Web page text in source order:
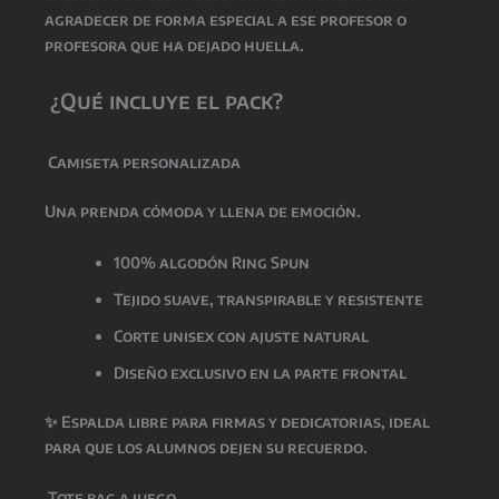
agradecer de forma especial a ese profesor o
profesora que ha dejado huella.
¿Qué incluye el pack?
Camiseta personalizada
Una prenda cómoda y llena de emoción.
100% algodón Ring Spun
Tejido suave, transpirable y resistente
Corte unisex con ajuste natural
Diseño exclusivo en la parte frontal
✨ Espalda libre para firmas y dedicatorias, ideal
para que los alumnos dejen su recuerdo.